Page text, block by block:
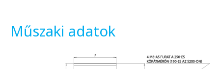
Műszaki adatok